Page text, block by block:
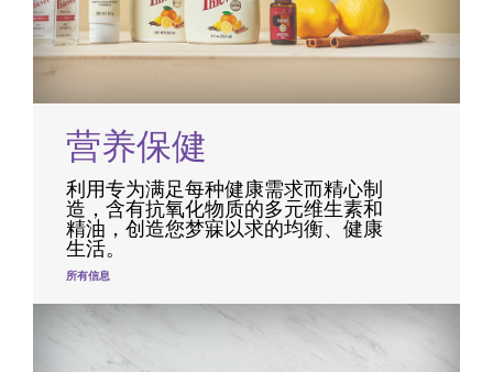
营养保健
利用专为满足每种健康需求而精心制
造，含有抗氧化物质的多元维生素和
精油，创造您梦寐以求的均衡、健康
生活。
所有信息